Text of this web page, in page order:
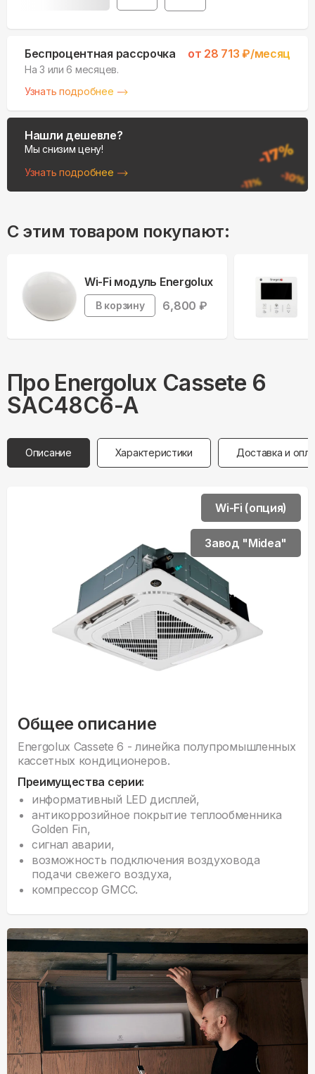
Беспроцентная рассрочка от 28 713 ₽/месяц
На 3 или 6 месяцев.
Узнать подробнее
Нашли дешевле?
Мы снизим цену!
Узнать подробнее
С этим товаром покупают:
Wi-Fi модуль Energolux
В корзину 6,800 ₽
Про Energolux Cassete 6
SAC48C6-A
Описание Характеристики Доставка и
Общее описание
Energolux Cassete 6 - линейка полупромышленных
кассетных кондиционеров.
Преимущества серии:
информативный LED дисплей,
антикоррозийное покрытие теплообменника
Golden Fin,
сигнал аварии,
возможность подключения воздуховода
подачи свежего воздуха,
компрессор GMCC.
Wi-Fi (опция)
Завод "Midea"